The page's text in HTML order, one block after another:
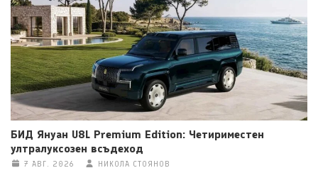
БИД Януан U8L Premium Edition: Четириместен
ултралуксозен всъдеход
7 АВГ. 2026 НИКОЛА СТОЯНОВ